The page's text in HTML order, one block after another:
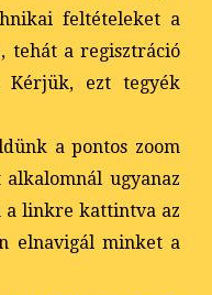
feltételeket a
tehát a regisztráció
Kérjük, ezt tegyék
a pontos zoom
ugyanaz
a linkre kattintva az
elnavigál minket a